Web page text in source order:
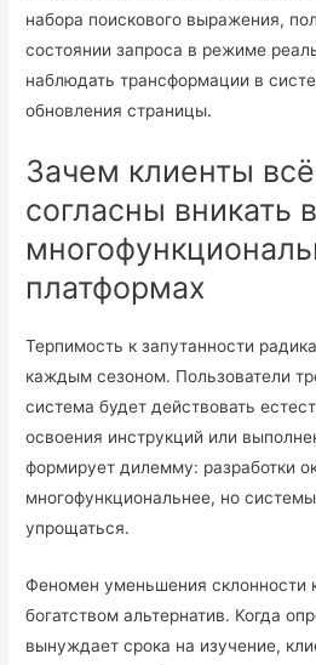
набора поискового выражения,
состоянии запроса в режиме
наблюдать трансформации в
обновления страницы.
Зачем клиенты
согласны вникать в
платформах
Терпимость к запутанности
каждым сезоном. Пользователи
система будет действовать
освоения инструкций или
формирует дилемму: разработки
многофункциональнее, но
упрощаться.
Феномен уменьшения склонности
богатством альтернатив. Когда
вынуждает срока на изучение,